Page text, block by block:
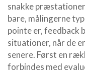
snakke
bare, målingerne
pointe er, feedback
situationer, når de
senere. Først en
forbindes med